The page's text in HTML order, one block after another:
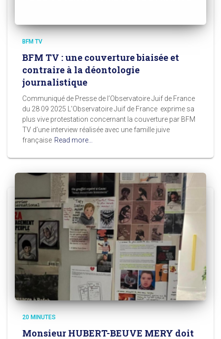
BFM TV
BFM TV : une couverture biaisée et
contraire à la déontologie
journalistique
Communiqué de Presse de l’Observatoire Juif de France
du 28 09 2025 L’Observatoire Juif de France exprime sa
plus vive protestation concernant la couverture par BFM
TV d’une interview réalisée avec une famille juive
française Read more…
20 MINUTES
Monsieur HUBERT-BEUVE MERY doit